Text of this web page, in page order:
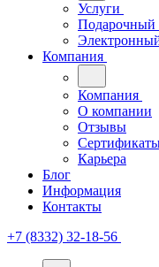
Услуги
Подарочный
Компания
Компания
О компании
Отзывы
Карьера
Блог
Информация
Контакты
+7 (8332) 32-18-56